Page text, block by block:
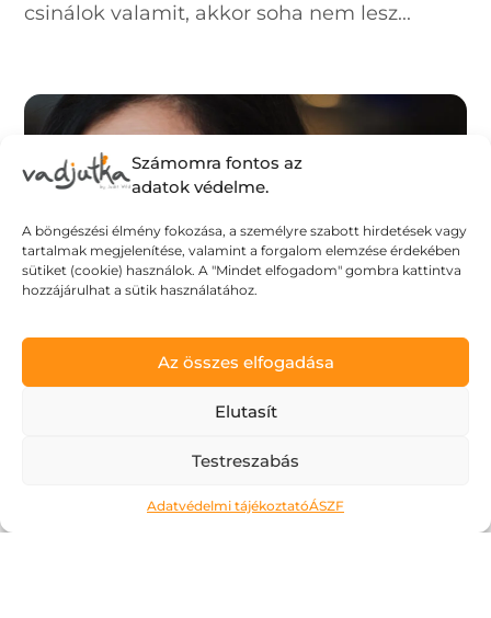
Számomra fontos az
adatok védelme.
A böngészési élmény fokozása, a személyre szabott hirdetések vagy
tartalmak megjelenítése, valamint a forgalom elemzése érdekében
sütiket (cookie) használok. A "Mindet elfogadom" gombra kattintva
hozzájárulhat a sütik használatához.
Az összes elfogadása
Elutasít
Testreszabás
Adatvédelmi tájékoztatóÁSZF
csinálok valamit, akkor soha nem lesz...